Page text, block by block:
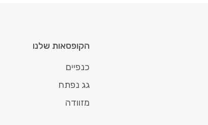
הקופסאות שלנו
כנפיים
גג נפתח
מזוודה